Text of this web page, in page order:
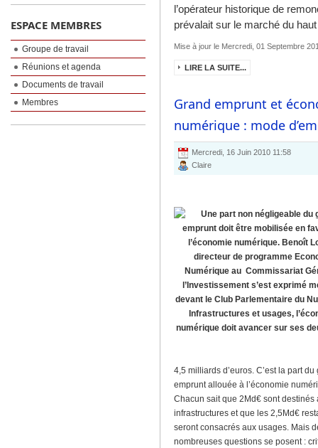
l’opérateur historique de
prévalait sur le marché du
Mise à jour le Mercredi, 01 Septembre
LIRE LA SUITE...
Grand emprunt et
numérique : mode
Mercredi, 16 Juin 2010 11:58
Claire
Une part non négligeable du
emprunt doit être mobilisée en
l’économie numérique. Benoît
directeur de programme
Numérique au Commissariat
l’Investissement s’est exprimé
devant le Club Parlementaire du
Infrastructures et usages,
numérique doit avancer sur ses
4,5 milliards d’euros. C’est la part du
emprunt allouée à l’économie
Chacun sait que 2Md€ sont destinés
infrastructures et que les 2,5Md€
seront consacrés aux usages. Mais
nombreuses questions se posent :
ESPACE MEMBRES
Groupe de travail
Réunions et agenda
Documents de travail
Membres